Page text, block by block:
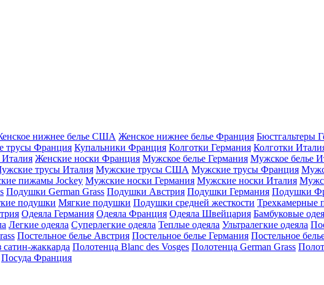
нижнее белье США Женское нижнее белье Франция Бюстгальтеры
трусы Франция Купальники Франция Колготки Германия Колготки
Женские носки Франция Мужское белье Германия Мужское белье
трусы Италия Мужские трусы США Мужские трусы Франция
пижамы Jockey Мужские носки Германия Мужские носки Италия
Подушки German Grass Подушки Австрия Подушки Германия Подушки
подушки Мягкие подушки Подушки средней жесткости Трехкамерные
Одеяла Германия Одеяла Франция Одеяла Швейцария Бамбуковые
Легкие одеяла Суперлегкие одеяла Теплые одеяла Ультралегкие одеяла
Постельное белье Австрия Постельное белье Германия Постельное
сатин-жаккарда Полотенца Blanc des Vosges Полотенца German Grass
Посуда Франция